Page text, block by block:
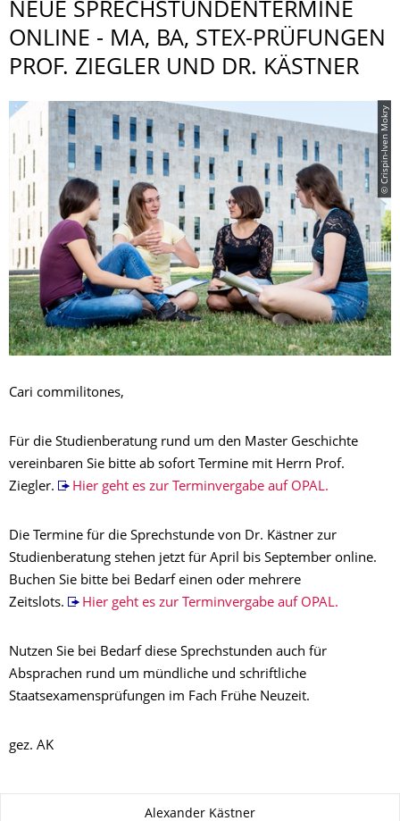
NEUE SPRECHSTUNDEN­TERMINE
ONLINE - MA, BA, STEX-PRÜFUNGEN
PROF. ZIEGLER UND DR. KÄSTNER
© Crispin-Iven Mokry
Cari commilitones,
Für die Studienberatung rund um den Master Geschichte
vereinbaren Sie bitte ab sofort Termine mit Herrn Prof.
Ziegler.
Hier geht es zur Terminvergabe auf OPAL.
Die Termine für die Sprechstunde von Dr. Kästner zur
Studienberatung stehen jetzt für April bis September online.
Buchen Sie bitte bei Bedarf einen oder mehrere
Zeitslots.
Hier geht es zur Terminvergabe auf OPAL.
Nutzen Sie bei Bedarf diese Sprechstunden auch für
Absprachen rund um mündliche und schriftliche
Staatsexamensprüfungen im Fach Frühe Neuzeit.
gez. AK
About this pageAlexander Kästner